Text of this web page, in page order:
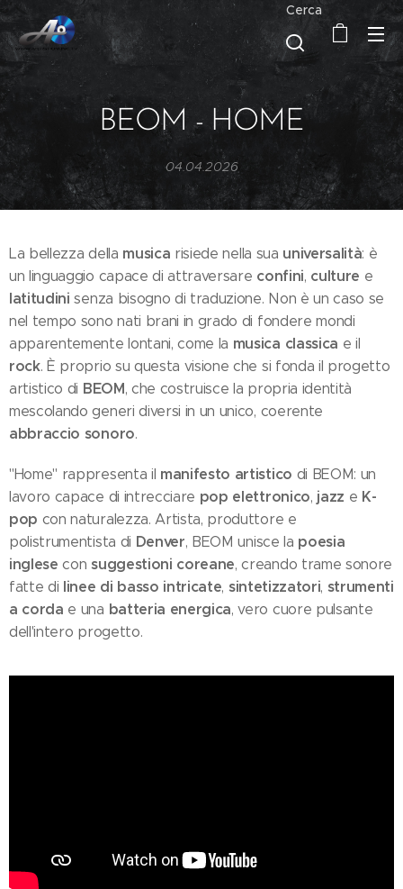
Cerca
BEOM - HOME
04.04.2026
La bellezza della musica risiede nella sua universalità: è
un linguaggio capace di attraversare confini, culture e
latitudini senza bisogno di traduzione. Non è un caso se
nel tempo sono nati brani in grado di fondere mondi
apparentemente lontani, come la musica classica e il
rock. È proprio su questa visione che si fonda il progetto
artistico di BEOM, che costruisce la propria identità
mescolando generi diversi in un unico, coerente
abbraccio sonoro.
"Home" rappresenta il manifesto artistico di BEOM: un
lavoro capace di intrecciare pop elettronico, jazz e K-
pop con naturalezza. Artista, produttore e
polistrumentista di Denver, BEOM unisce la poesia
inglese consuggestioni coreane, creando trame sonore
fatte di linee di basso intricate, sintetizzatori, strumenti
a corda e una batteria energica, vero cuore pulsante
dell'intero progetto.